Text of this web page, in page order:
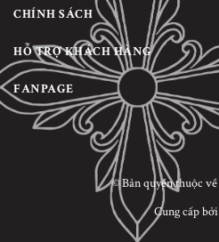
CHÍNH SÁCH
HỖ TRỢ KHÁCH HÀNG
FANPAGE
© Bản quyền thuộc về
Cung cấp bởi